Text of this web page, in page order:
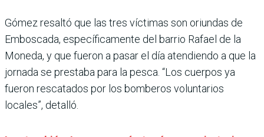
Gómez resaltó que las tres víctimas son oriundas de
Emboscada, específicamente del barrio Rafael de la
Moneda, y que fueron a pasar el día atendiendo a que la
jornada se prestaba para la pesca. “Los cuerpos ya
fueron rescatados por los bomberos voluntarios
locales”, detalló.